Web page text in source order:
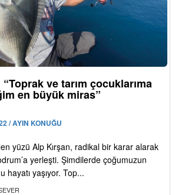
ve tarım çocuklarıma
en büyük miras”
/ AYIN KONUĞU
yüzü Alp Kırşan, radikal bir karar alarak
yerleşti. Şimdilerde çoğumuzun
hayatı yaşıyor. Top...